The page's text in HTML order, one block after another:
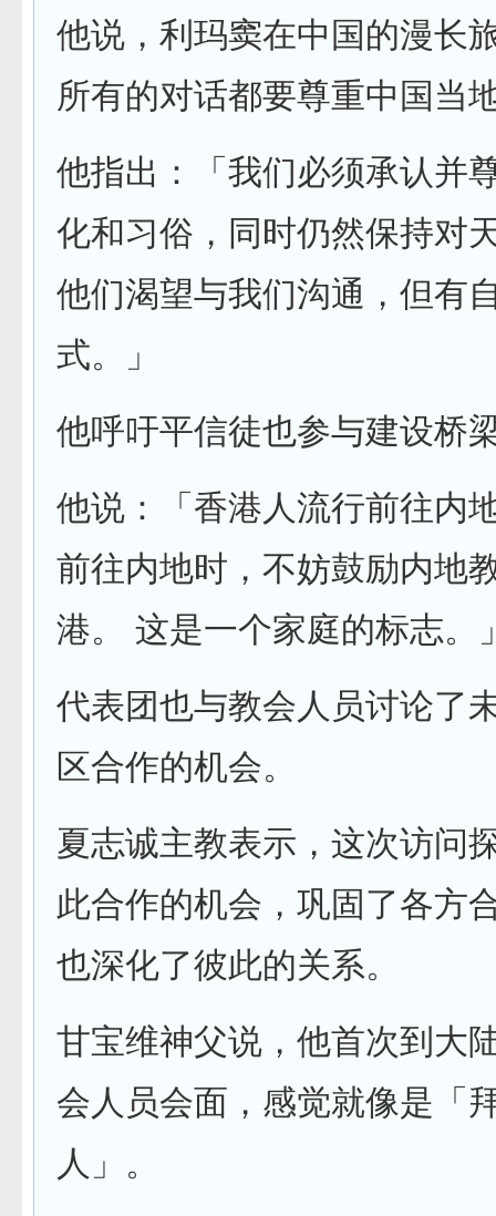
他说，利玛窦在中国的漫长
所有的对话都要尊重中国当
他指出：「我们必须承认并
化和习俗，同时仍然保持对
他们渴望与我们沟通，但有
式。」
他呼吁平信徒也参与建设桥
他说：「香港人流行前往内
前往内地时，不妨鼓励内地
港。 这是一个家庭的标志。
代表团也与教会人员讨论了
区合作的机会。
夏志诚主教表示，这次访问
此合作的机会，巩固了各方
也深化了彼此的关系。
甘宝维神父说，他首次到大
会人员会面，感觉就像是「
人」。